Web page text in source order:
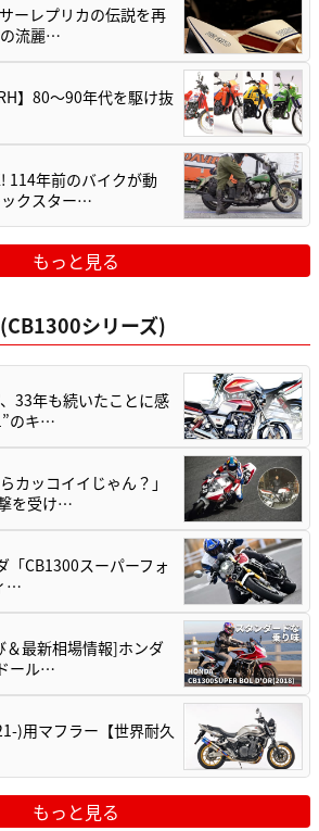
ーレプリカの伝説を再
の流麗…
】80〜90年代を駆け抜
114年前のバイクが動
ックスター…
もっと見る
シリーズ)
33年も続いたことに感
のキ…
カッコイイじゃん？」
を受け…
CB1300スーパーフォ
…
最新相場情報]ホンダ
ール…
)用マフラー【世界耐久
もっと見る